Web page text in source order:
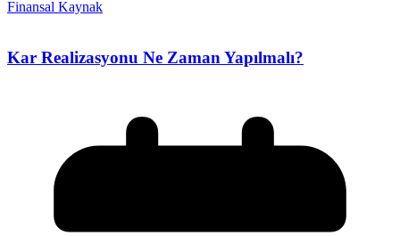
Finansal Kaynak
Kar Realizasyonu Ne Zaman Yapılmalı?